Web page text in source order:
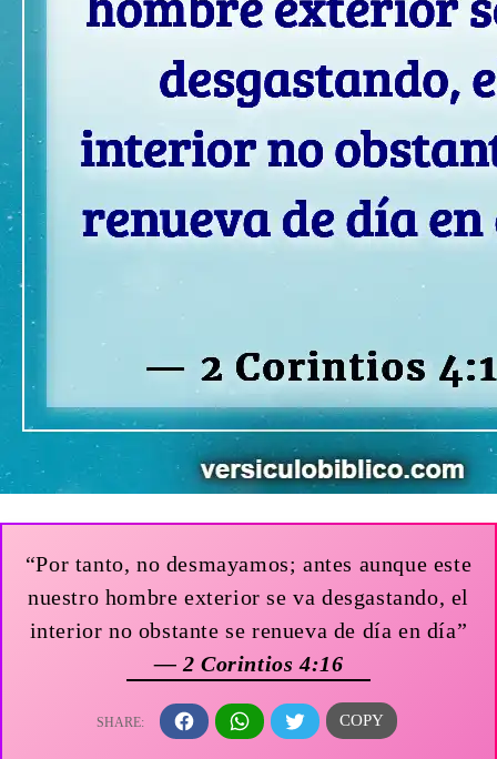
“Por tanto, no desmayamos; antes aunque este
nuestro hombre exterior se va desgastando, el
interior no obstante se renueva de día en día”
— 2 Corintios 4:16